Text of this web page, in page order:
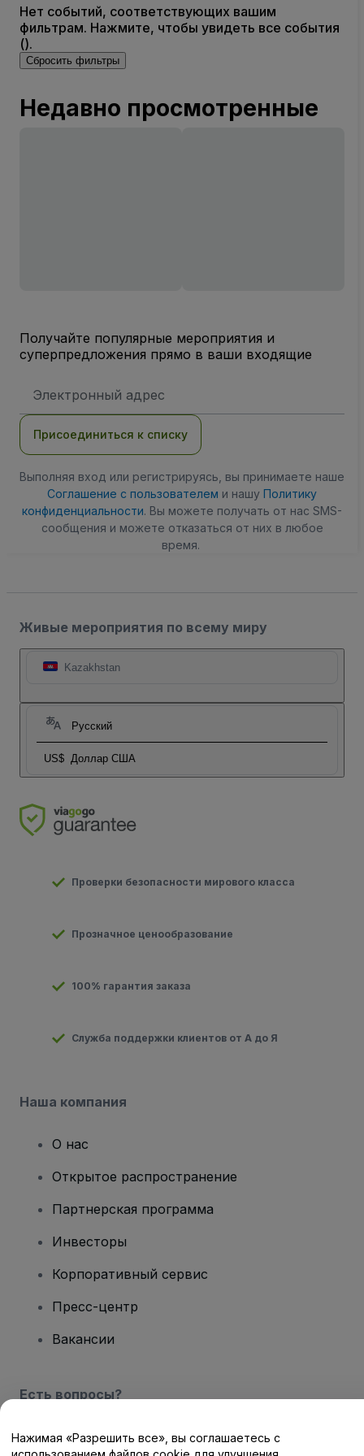
Нет событий, соответствующих вашим
фильтрам. Нажмите, чтобы увидеть все события
().
Сбросить фильтры
Недавно просмотренные
Получайте популярные мероприятия и
суперпредложения прямо в ваши входящие
электронной
Присоединиться к списку
Выполняя вход или регистрируясь, вы принимаете наше
Соглашение с пользователем и нашу Политику
конфиденциальности. Вы можете получать от нас SMS-
сообщения и можете отказаться от них в любое
время.
Живые мероприятия по всему миру
Kazakhstan
Русский
US$ Доллар США
Проверки безопасности мирового класса
Прозначное ценообразование
100% гарантия заказа
Служба поддержки клиентов от А до Я
Наша компания
О нас
Открытое распространение
Партнерская программа
Инвесторы
Корпоративный сервис
Пресс-центр
Вакансии
Есть вопросы?
Центр помощи / Свяжитесь с нами
Нажимая «Разрешить все», вы соглашаетесь с